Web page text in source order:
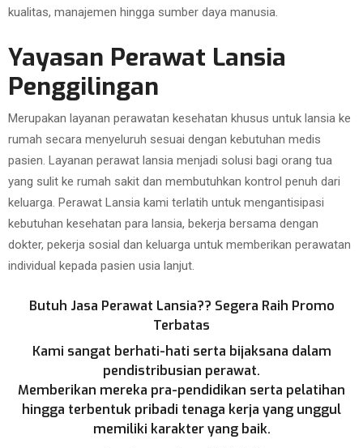
kualitas, manajemen hingga sumber daya manusia.
Yayasan Perawat Lansia
Penggilingan
Merupakan layanan perawatan kesehatan khusus untuk lansia ke
rumah secara menyeluruh sesuai dengan kebutuhan medis
pasien. Layanan perawat lansia menjadi solusi bagi orang tua
yang sulit ke rumah sakit dan membutuhkan kontrol penuh dari
keluarga. Perawat Lansia kami terlatih untuk mengantisipasi
kebutuhan kesehatan para lansia, bekerja bersama dengan
dokter, pekerja sosial dan keluarga untuk memberikan perawatan
individual kepada pasien usia lanjut.
Butuh Jasa Perawat Lansia?? Segera Raih Promo
Terbatas
Kami sangat berhati-hati serta bijaksana dalam
pendistribusian perawat.
Memberikan mereka pra-pendidikan serta pelatihan
hingga terbentuk pribadi tenaga kerja yang unggul
memiliki karakter yang baik.